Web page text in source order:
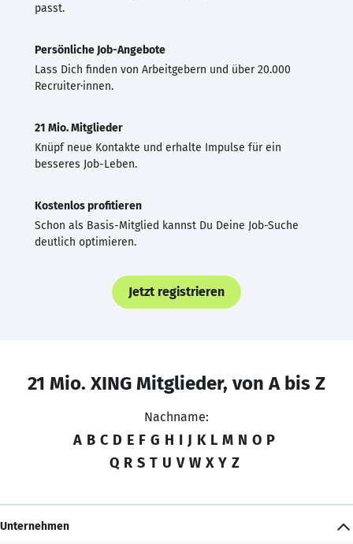
passt.
Persönliche Job-Angebote
Lass Dich finden von Arbeitgebern und über 20.000
Recruiter·innen.
21 Mio. Mitglieder
Knüpf neue Kontakte und erhalte Impulse für ein
besseres Job-Leben.
Kostenlos profitieren
Schon als Basis-Mitglied kannst Du Deine Job-Suche
deutlich optimieren.
Jetzt registrieren
21 Mio. XING Mitglieder, von A bis Z
Nachname:
A B C D E F G H I J K L M N O P
Q R S T U V W X Y Z
Unternehmen